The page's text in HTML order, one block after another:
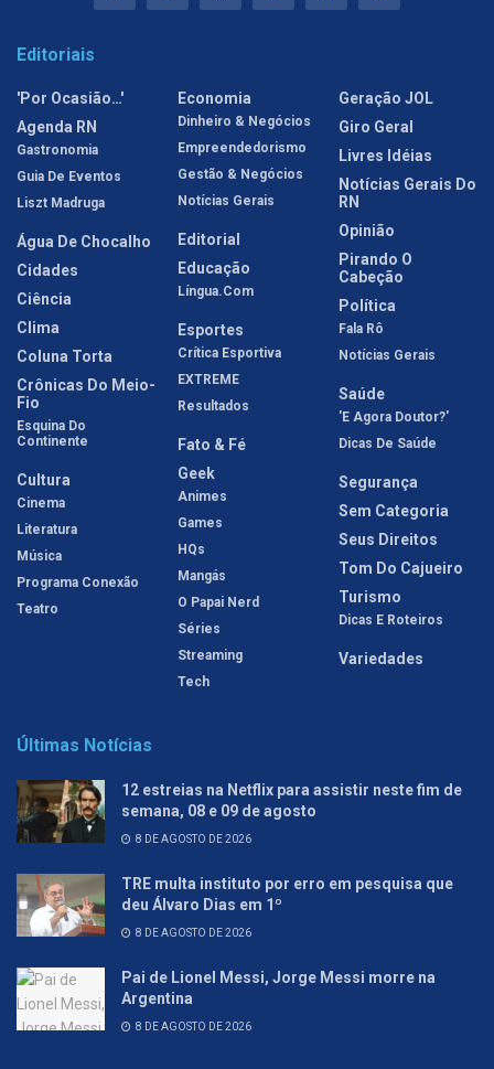
Editoriais
'Por Ocasião…'
Agenda RN
Gastronomia
Guia De Eventos
Liszt Madruga
Água De Chocalho
Cidades
Ciência
Clima
Coluna Torta
Crônicas Do Meio-
Fio
Esquina Do
Continente
Cultura
Cinema
Literatura
Música
Programa Conexão
Teatro
Economia
Dinheiro & Negócios
Empreendedorismo
Gestão & Negócios
Notícias Gerais
Editorial
Educação
Língua.com
Esportes
Crítica Esportiva
EXTREME
Resultados
Fato & Fé
Geek
Animes
Games
HQs
Mangás
O Papai Nerd
Séries
Streaming
Tech
Geração JOL
Giro Geral
Livres Idéias
Notícias Gerais Do
RN
Opinião
Pirando O
Cabeção
Política
Fala Rô
Notícias Gerais
Saúde
'E Agora Doutor?'
Dicas De Saúde
Segurança
Sem Categoria
Seus Direitos
Tom Do Cajueiro
Turismo
Dicas E Roteiros
Variedades
Últimas Notícias
12 estreias na Netflix para assistir neste fim de
semana, 08 e 09 de agosto
8 DE AGOSTO DE 2026
TRE multa instituto por erro em pesquisa que
deu Álvaro Dias em 1º
8 DE AGOSTO DE 2026
Pai de Lionel Messi, Jorge Messi morre na
Argentina
8 DE AGOSTO DE 2026